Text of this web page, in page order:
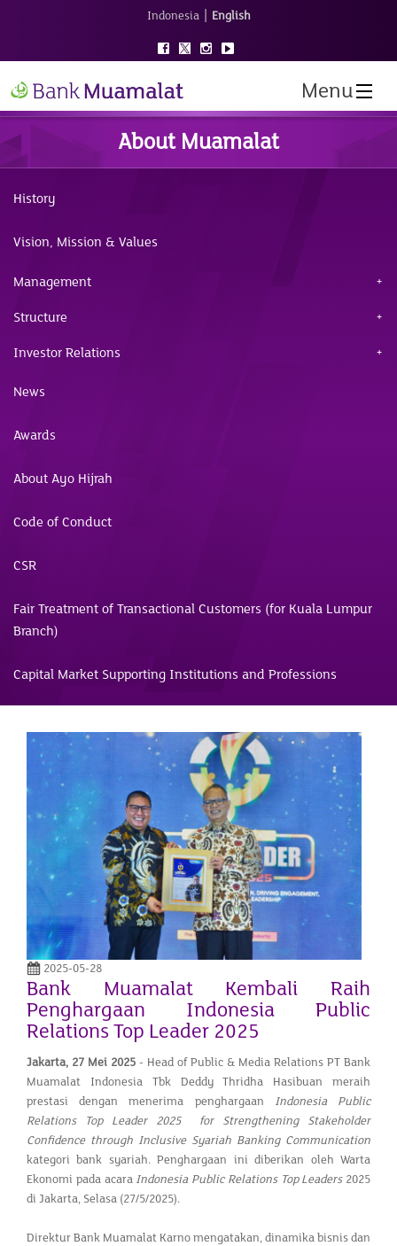
Indonesia | English
Menu
About Muamalat
History
Vision, Mission & Values
Management
Structure
Investor Relations
News
Awards
About Ayo Hijrah
Code of Conduct
CSR
Fair Treatment of Transactional Customers (for Kuala Lumpur
Branch)
Capital Market Supporting Institutions and Professions
2025-05-28
Bank Muamalat Kembali Raih
Penghargaan Indonesia Public
Relations Top Leader 2025
Jakarta, 27 Mei 2025 - Head of Public & Media Relations PT Bank
Muamalat Indonesia Tbk Deddy Thridha Hasibuan meraih
prestasi dengan menerima penghargaan Indonesia Public
Relations Top Leader 2025 for Strengthening Stakeholder
Confidence through Inclusive Syariah Banking Communication
kategori bank syariah. Penghargaan ini diberikan oleh Warta
Ekonomi pada acara Indonesia Public Relations Top Leaders2025
di Jakarta, Selasa (27/5/2025).
Direktur Bank Muamalat Karno mengatakan, dinamika bisnis dan